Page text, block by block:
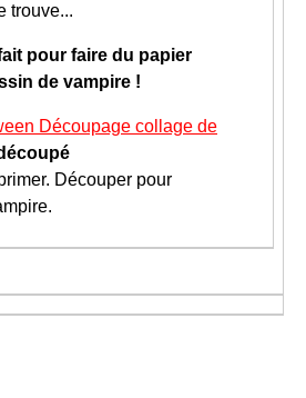
trouve...
pour faire du papier
de vampire !
Découpage collage de
Découper pour